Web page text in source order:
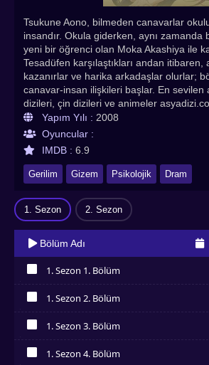
Tsukune Aono, bilmeden canavarlar
insandır. Okula giderken, aynı zamanda
yeni bir öğrenci olan Moka Akashiya ile
Tesadüfen karşılaştıkları andan itibaren,
kazanırlar ve harika arkadaşlar olurlar;
canavar-insan ilişkileri başlar. En sevilen
dizileri, çin dizileri ve animeler
Yapım Yılı : 2008
Oyuncular :
IMDB : 6.9
Gerilim Gizem Psikolojik Dram
1. Sezon 2. Sezon
Bölüm Adı
1. Sezon 1. Bölüm
1. Sezon 2. Bölüm
1. Sezon 3. Bölüm
1. Sezon 4. Bölüm